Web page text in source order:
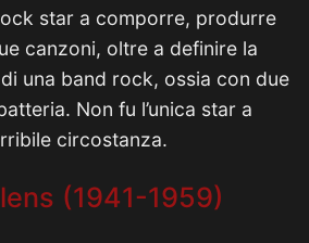
star a comporre, produrre
canzoni, oltre a definire la
una band rock, ossia con due
Non fu l’unica star a
circostanza.
(1941-1959)